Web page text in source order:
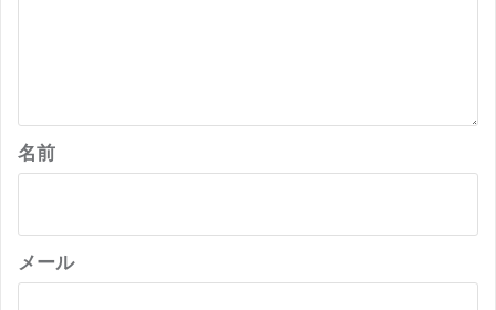
名前
メール